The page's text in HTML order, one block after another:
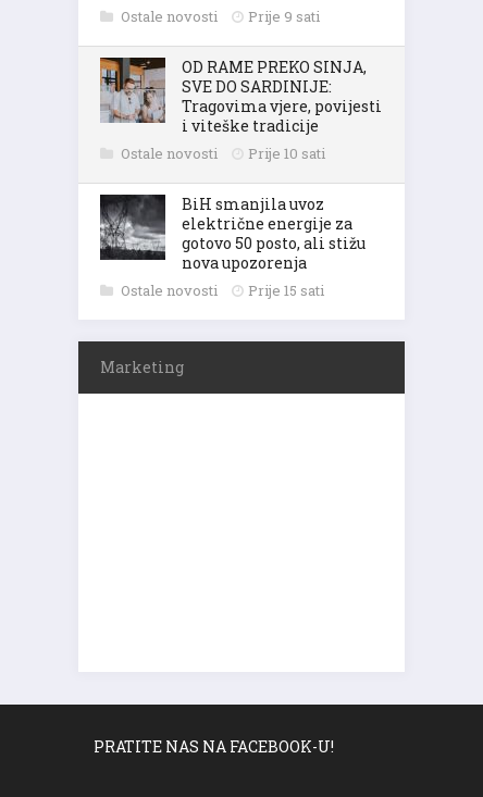
Ostale novosti Prije 9 sati
OD RAME PREKO SINJA,
SVE DO SARDINIJE:
Tragovima vjere, povijesti
i viteške tradicije
Ostale novosti Prije 10 sati
BiH smanjila uvoz
električne energije za
gotovo 50 posto, ali stižu
nova upozorenja
Ostale novosti Prije 15 sati
Marketing
PRATITE NAS NA FACEBOOK-U!